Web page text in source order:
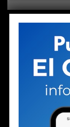
AVISO
2